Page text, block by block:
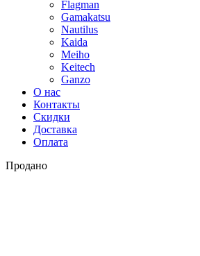
Flagman
Gamakatsu
Nautilus
Kaida
Meiho
Keitech
Ganzo
О нас
Контакты
Скидки
Доставка
Оплата
Продано